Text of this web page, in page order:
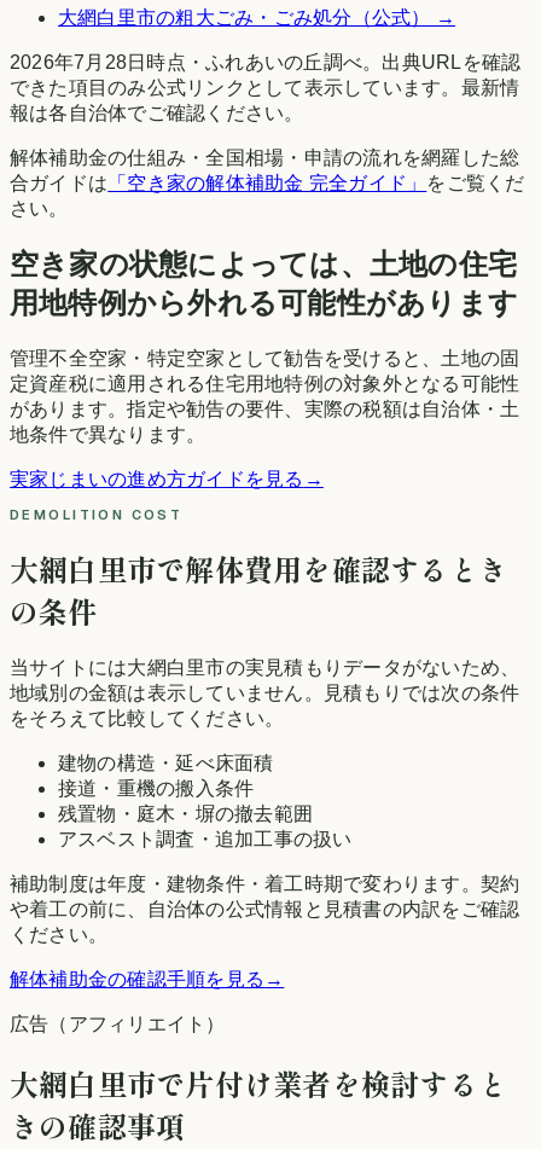
大網白里市の粗大ごみ・ごみ処分（公式） →
2026年7月28日時点 ・ふれあいの丘調べ。出典URLを確認
できた項目のみ公式リンクとして表示しています。最新情
報は各自治体でご確認ください。
解体補助金の仕組み・全国相場・申請の流れを網羅した総
合ガイドは 「空き家の解体補助金 完全ガイド」
をご覧くだ
さい。
空き家の状態によっては、土地の住宅
用地特例から外れる可能性があります
管理不全空家・特定空家として勧告を受けると、土地の固
定資産税に適用される住宅用地特例の対象外となる可能性
があります。指定や勧告の要件、実際の税額は自治体・土
地条件で異なります。
実家じまいの進め方ガイドを見る →
DEMOLITION COST
大網白里市で解体費用を確認するとき
の条件
当サイトには大網白里市の実見積もりデータがないため、
地域別の金額は表示していません。見積もりでは次の条件
をそろえて比較してください。
建物の構造・延べ床面積
接道・重機の搬入条件
残置物・庭木・塀の撤去範囲
アスベスト調査・追加工事の扱い
補助制度は年度・建物条件・着工時期で変わります。契約
や着工の前に、自治体の公式情報と見積書の内訳をご確認
ください。
解体補助金の確認手順を見る →
広告（アフィリエイト）
大網白里市で片付け業者を検討すると
きの確認事項